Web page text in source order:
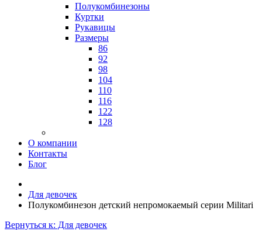
Полукомбинезоны
Куртки
Рукавицы
Размеры
86
92
98
104
110
116
122
128
О компании
Контакты
Блог
Для девочек
Полукомбинезон детский непромокаемый серии Militari
Вернуться к: Для девочек